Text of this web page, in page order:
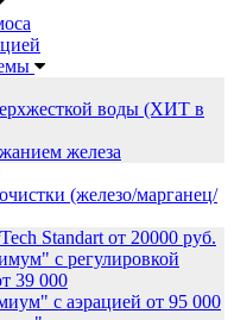
воды (ХИТ в
железа
(железо/марганец/
Standart от 20000 руб.
с регулировкой
39 000
с аэрацией от 95 000